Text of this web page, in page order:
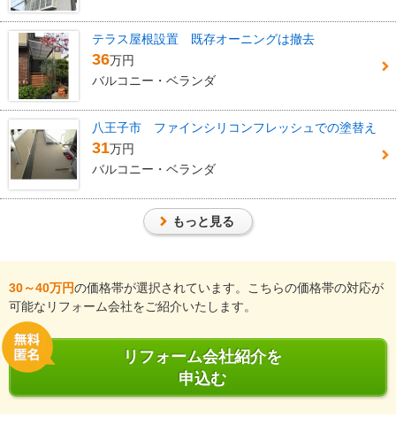
テラス屋根設置 既存オーニングは撤去
36万円
バルコニー・ベランダ
八王子市 ファインシリコンフレッシュでの塗替え
31万円
バルコニー・ベランダ
もっと見る
30～40万円の価格帯が選択されています。こちらの価格帯の対応が
可能なリフォーム会社をご紹介いたします。
リフォーム会社紹介を
申込む